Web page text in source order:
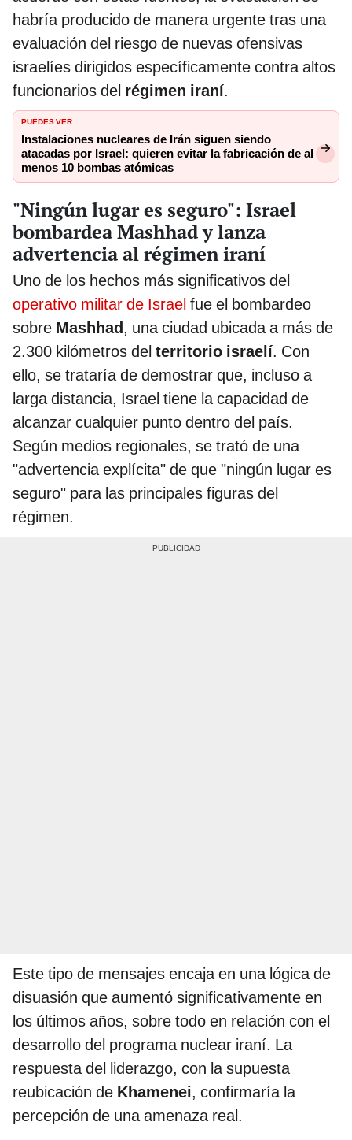
habría producido de manera urgente tras una
evaluación del riesgo de nuevas ofensivas
israelíes dirigidos específicamente contra altos
funcionarios del régimen iraní.
PUEDES VER:
Instalaciones nucleares de Irán siguen siendo
atacadas por Israel: quieren evitar la fabricación de al
menos 10 bombas atómicas
"Ningún lugar es seguro": Israel
bombardea Mashhad y lanza
advertencia al régimen iraní
Uno de los hechos más significativos del
operativo militar de Israel fue el bombardeo
sobre Mashhad, una ciudad ubicada a más de
2.300 kilómetros del territorio israelí. Con
ello, se trataría de demostrar que, incluso a
larga distancia, Israel tiene la capacidad de
alcanzar cualquier punto dentro del país.
Según medios regionales, se trató de una
"advertencia explícita" de que "ningún lugar es
seguro" para las principales figuras del
régimen.
Este tipo de mensajes encaja en una lógica de
disuasión que aumentó significativamente en
los últimos años, sobre todo en relación con el
desarrollo del programa nuclear iraní. La
respuesta del liderazgo, con la supuesta
reubicación de Khamenei, confirmaría la
percepción de una amenaza real.